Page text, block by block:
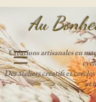
Au
Créations artisanales en
Des ateliers créatifs et
et